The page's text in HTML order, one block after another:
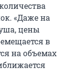
«Даже на
цены
в
на объемах